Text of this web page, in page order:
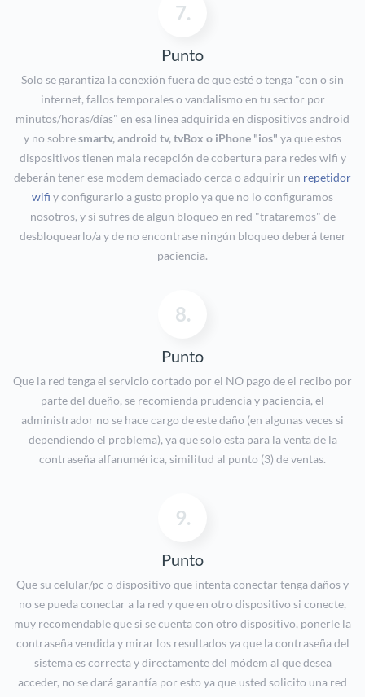
7.
Punto
Solo se garantiza la conexión fuera de que esté o tenga "con o sin
internet, fallos temporales o vandalismo en tu sector por
minutos/horas/días" en esa linea adquirida en dispositivos android
y no sobresmartv, android tv, tvBox o iPhone "ios" ya que estos
dispositivos tienen mala recepción de cobertura para redes wifi y
deberán tener ese modem demaciado cerca o adquirir un repetidor
wifi y configurarlo a gusto propio ya que no lo configuramos
nosotros, y si sufres de algun bloqueo en red "trataremos" de
desbloquearlo/a y de no encontrase ningún bloqueo deberá tener
paciencia.
8.
Punto
Que la red tenga el servicio cortado por el NO pago de el recibo por
parte del dueño, se recomienda prudencia y paciencia, el
administrador no se hace cargo de este daño (en algunas veces si
dependiendo el problema), ya que solo esta para la venta de la
contraseña alfanumérica, similitud al punto (3) de ventas.
9.
Punto
Que su celular/pc o dispositivo que intenta conectar tenga daños y
no se pueda conectar a la red y que en otro dispositivo si conecte,
muy recomendable que si se cuenta con otro dispositivo, ponerle la
contraseña vendida y mirar los resultados ya que la contraseña del
sistema es correcta y directamente del módem al que desea
acceder, no se dará garantía por esto ya que usted solicito una red